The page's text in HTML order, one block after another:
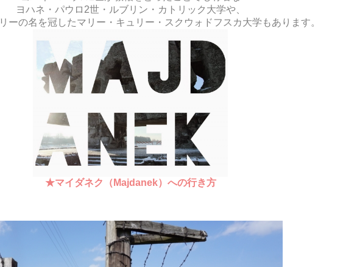
ヨハネ・パウロ2世・ルブリン・カトリック大学や、
ーの名を冠したマリー・キュリー・スクウォドフスカ大学もあります。
★マイダネク（Majdanek）への行き方